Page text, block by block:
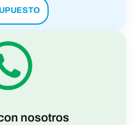
nosotros